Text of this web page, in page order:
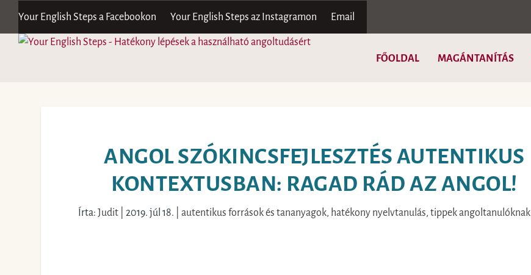
Your English Steps a Facebookon Your English Steps az Instagramon Email
FŐOLDAL MAGÁNTANÍTÁS
ANGOL SZÓKINCSFEJLESZTÉS AUTENTIKUS
KONTEXTUSBAN: RAGAD RÁD AZ ANGOL!
Írta:Judit |2019. júl 18. |autentikus források és tananyagok, hatékony nyelvtanulás,tippek angoltanulóknak